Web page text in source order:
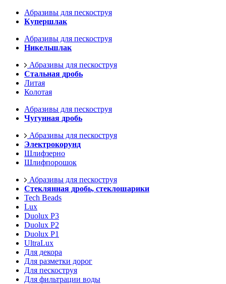
Абразивы для пескоструя
Купершлак
Абразивы для пескоструя
Никельшлак
Абразивы для пескоструя
Стальная дробь
Литая
Колотая
Абразивы для пескоструя
Чугунная дробь
Абразивы для пескоструя
Электрокорунд
Шлифзерно
Шлифпорошок
Абразивы для пескоструя
Стеклянная дробь, стеклошарики
Tech Beads
Lux
Duolux P3
Duolux P2
Duolux P1
UltraLux
Для декора
Для разметки дорог
Для пескоструя
Для фильтрации воды